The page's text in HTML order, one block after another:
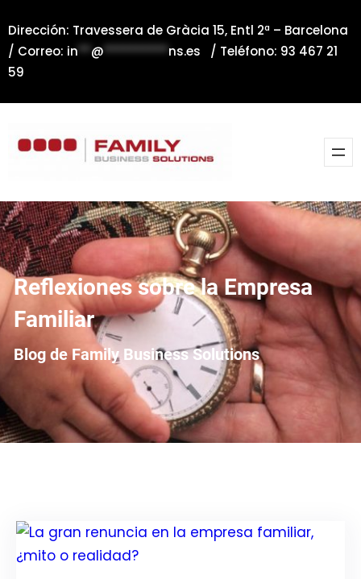
al
contenido
Dirección: Travessera de Gràcia 15, Entl 2ª – Barcelona
/ Correo: in**@**********ns.es / Teléfono: 93 467 21
59
Reflexiones sobre la Empresa
Familiar
Blog de Family Business Solutions